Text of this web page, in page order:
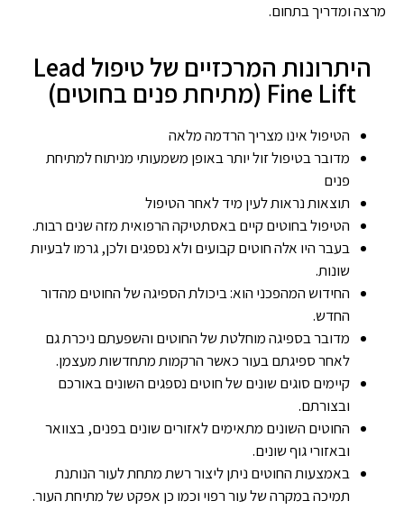
מרצה ומדריך בתחום.
היתרונות המרכזיים של טיפול Lead
Fine Lift (מתיחת פנים בחוטים)
הטיפול אינו מצריך הרדמה מלאה
מדובר בטיפול זול יותר באופן משמעותי מניתוח למתיחת
פנים
תוצאות נראות לעין מיד לאחר הטיפול
הטיפול בחוטים קיים באסתטיקה הרפואית מזה שנים רבות.
בעבר היו אלה חוטים קבועים ולא נספגים ולכן, גרמו לבעיות
שונות.
החידוש המהפכני הוא: ביכולת הספיגה של החוטים מהדור
החדש.
מדובר בספיגה מוחלטת של החוטים והשפעתם ניכרת גם
לאחר ספיגתם בעור כאשר הרקמות מתחדשות מעצמן.
קיימים סוגים שונים של חוטים נספגים השונים באורכם
ובצורתם.
החוטים השונים מתאימים לאזורים שונים בפנים, בצוואר
ובאזורי גוף שונים.
באמצעות החוטים ניתן ליצור רשת מתחת לעור הנותנת
תמיכה במקרה של עור רפוי וכמו כן אפקט של מתיחת העור.